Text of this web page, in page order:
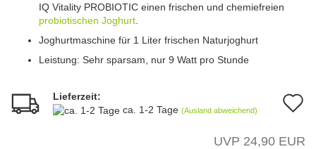
IQ Vitality PROBIOTIC einen frischen und chemiefreien
probiotischen Joghurt
Joghurtmaschine für 1 Liter frischen Naturjoghurt
Leistung: Sehr sparsam, nur 9 Watt pro Stunde
Lieferzeit:
ca. 1-2 Tage (Ausland abweichend)
UVP 24,90 EUR